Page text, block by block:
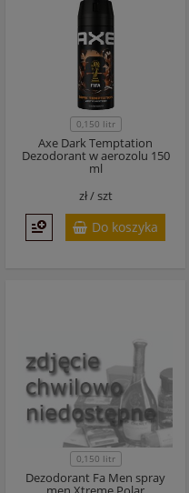
0,150 litr
Axe Dark Temptation
Dezodorant w aerozolu 150
ml
zł /szt
Do koszyka
0,150 litr
Dezodorant Fa Men spray